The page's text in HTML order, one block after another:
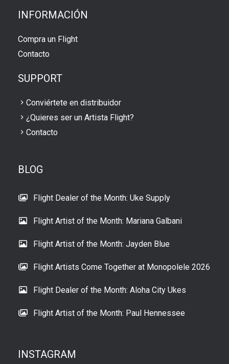
INFORMACIÓN
Compra un Flight
Contacto
SUPPORT
Conviértete en distribuidor
¿Quieres ser un Artista Flight?
Contacto
BLOG
Flight Dealer of the Month: Uke Supply
Flight Artist of the Month: Mariana Galbani
Flight Artist of the Month: Jayden Blue
Flight Artists Come Together at Monopolele 2026
Flight Dealer of the Month: Aloha City Ukes
Flight Artist of the Month: Paul Hennessee
INSTAGRAM